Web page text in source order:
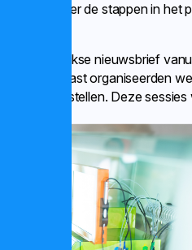
uitleg over de stappen in
een wekelijkse nieuwsbrief
Daarnaast organiseerden
konden stellen. Deze